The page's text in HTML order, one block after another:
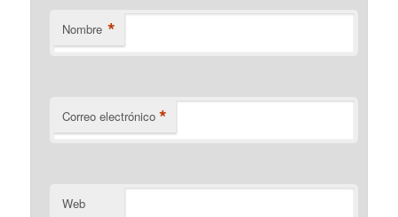
Nombre *
Correo electrónico *
Web